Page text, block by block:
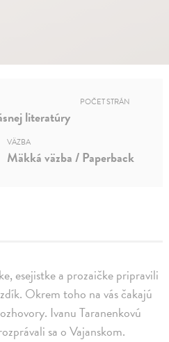
esejistke a prozaičke pripravili
Okrem toho na vás čakajú
Ivanu Taranenkovú
sa o Vajanskom.
literatúry
POČET STRÁN
VÄZBA
Mäkká väzba / Paperback